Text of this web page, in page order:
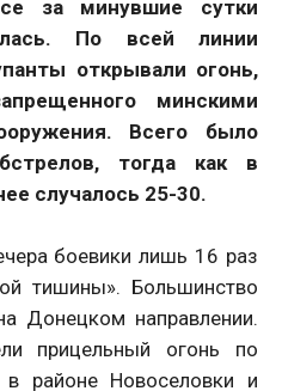
за минувшие сутки
По всей линии
открывали огонь,
минскими
Всего было
тогда как в
случалось 25-30.
боевики лишь 16 раз
тишины». Большинство
Донецком направлении.
прицельный огонь по
районе Новоселовки и